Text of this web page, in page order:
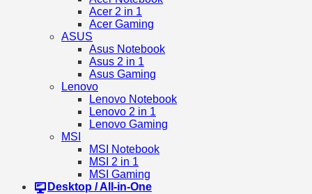
Acer 2 in 1
Acer Gaming
ASUS
Asus Notebook
Asus 2 in 1
Asus Gaming
Lenovo
Lenovo Notebook
Lenovo 2 in 1
Lenovo Gaming
MSI
MSI Notebook
MSI 2 in 1
MSI Gaming
Desktop / All-in-One